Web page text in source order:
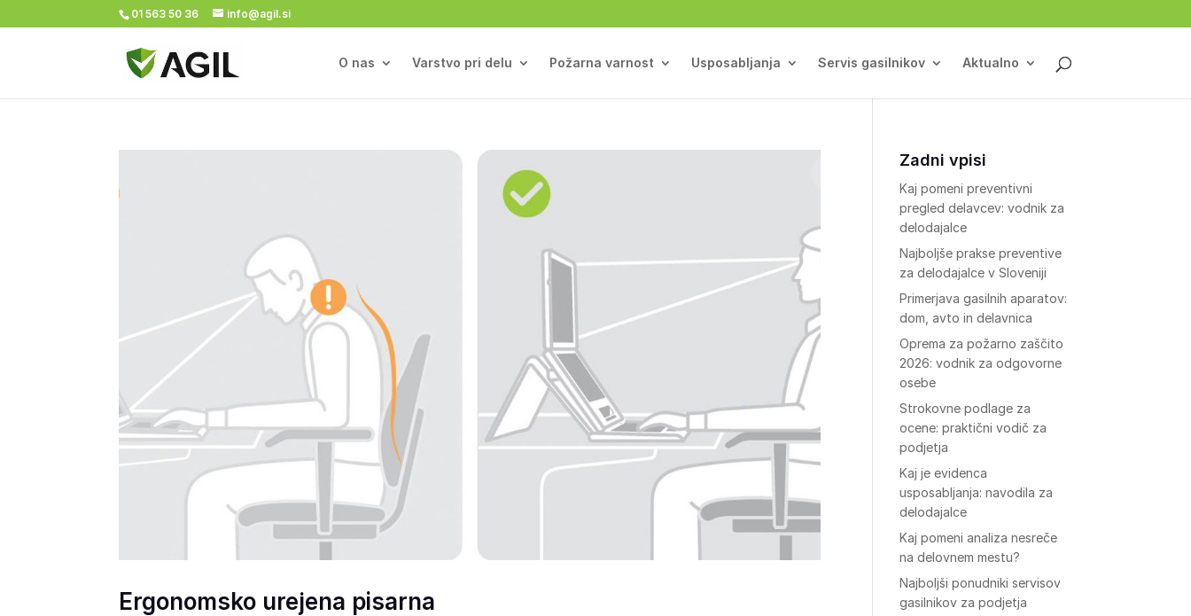
01 563 50 36 info@agil.si
O nas Varstvo pri delu Požarna varnost Usposabljanja Servis gasilnikov Aktualno
Ergonomsko urejena pisarna
Zadni vpisi
Kaj pomeni preventivni
pregled delavcev: vodnik za
delodajalce
Najboljše prakse preventive
za delodajalce v Sloveniji
Primerjava gasilnih aparatov:
dom, avto in delavnica
Oprema za požarno zaščito
2026: vodnik za odgovorne
osebe
Strokovne podlage za
ocene: praktični vodič za
podjetja
Kaj je evidenca
usposabljanja: navodila za
delodajalce
Kaj pomeni analiza nesreče
na delovnem mestu?
Najboljši ponudniki servisov
gasilnikov za podjetja